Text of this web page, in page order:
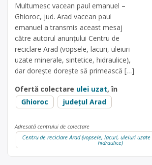
Multumesc vacean paul emanuel –
Ghioroc, jud. Arad vacean paul
emanuel a transmis aceast mesaj
către autorul anunțului Centru de
reciclare Arad (vopsele, lacuri, uleiuri
uzate minerale, sintetice, hidraulice),
dar dorește dorește să primească […]
Ofertă colectare ulei uzat, în
Ghioroc
județul Arad
Adresată centrului de colectare
Centru de reciclare Arad (vopsele, lacuri, uleiuri
hidraulice)